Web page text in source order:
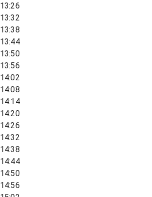
13:26
13:32
13:38
13:44
13:50
13:56
14:02
14:08
14:14
14:20
14:26
14:32
14:38
14:44
14:50
14:56